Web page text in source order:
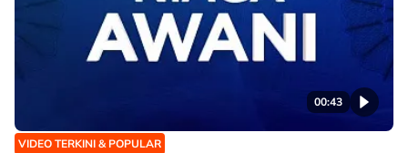
00:43
VIDEO TERKINI & POPULAR